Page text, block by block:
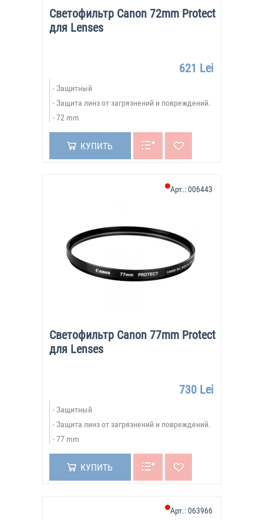
Светофильтр Canon 72mm Protect
для Lenses
621 Lei
Защитный
Защита линз от загрязнений и повреждений.
72 mm
КУПИТЬ
Светофильтр Canon 77mm Protect
для Lenses
Арт.:006443
730 Lei
Защитный
Защита линз от загрязнений и повреждений.
77 mm
КУПИТЬ
Арт.:063966